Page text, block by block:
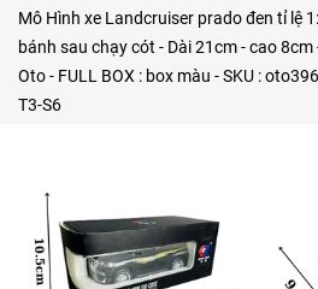
Mô Hình xe Landcruiser prado đen tỉ lệ
bánh sau chạy cót - Dài 21cm - cao
Oto - FULL BOX : box màu - SKU :
T3-S6